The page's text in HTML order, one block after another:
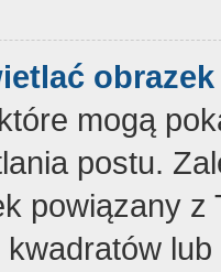
mogą
postu.
powiązany z